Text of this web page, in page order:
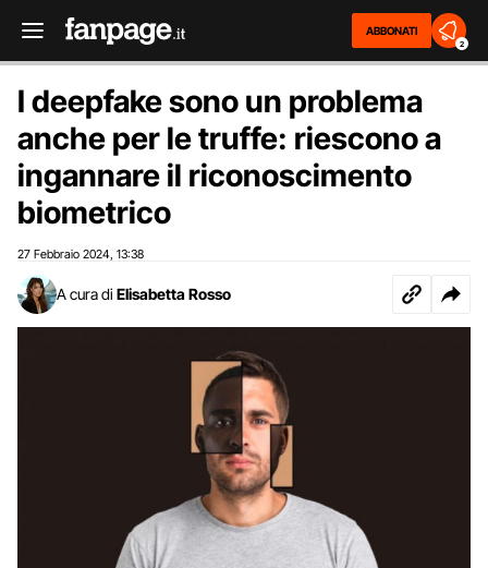
ABBONATI
2
I deepfake sono un problema
anche per le truffe: riescono a
ingannare il riconoscimento
biometrico
27 Febbraio 2024 13:38
A cura di Elisabetta Rosso